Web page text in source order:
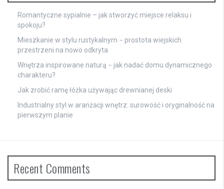
Romantyczne sypialnie – jak stworzyć miejsce relaksu i
spokoju?
Mieszkanie w stylu rustykalnym − prostota wiejskich
przestrzeni na nowo odkryta
Wnętrza inspirowane naturą − jak nadać domu dynamicznego
charakteru?
Jak zrobić ramę łóżka używając drewnianej deski
Industrialny styl w aranżacji wnętrz: surowość i oryginalność na
pierwszym planie
Recent Comments